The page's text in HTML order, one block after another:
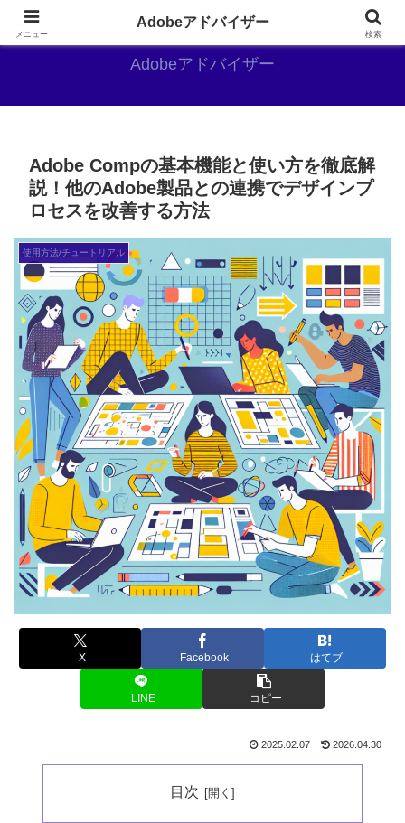
Adobe好きのAdobe推しブログ
Adobeアドバイザー
Adobe Compの基本機能と使い方を徹底解
説！他のAdobe製品との連携でデザインプ
ロセスを改善する方法
使用方法/チュートリアル
X Facebook はてブ
LINE コピー
2025.02.07 2026.04.30
目次
メニュー
Adobeアドバイザー
検索